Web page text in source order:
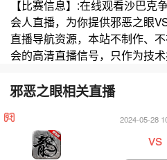
【比赛信息】:在线观看沙巴克
会人直播，为你提供邪恶之眼
直播导航资源，本站不制作、
会的高清直播信号，只作为技
邪恶之眼相关直播
2024-05-28
vs